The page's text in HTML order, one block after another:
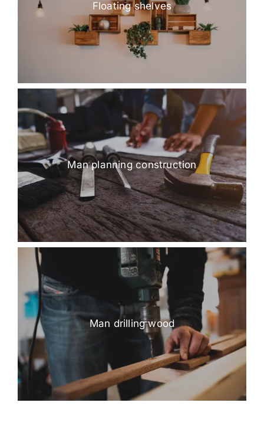
Floating shelves
Man planning construction
Man drilling wood